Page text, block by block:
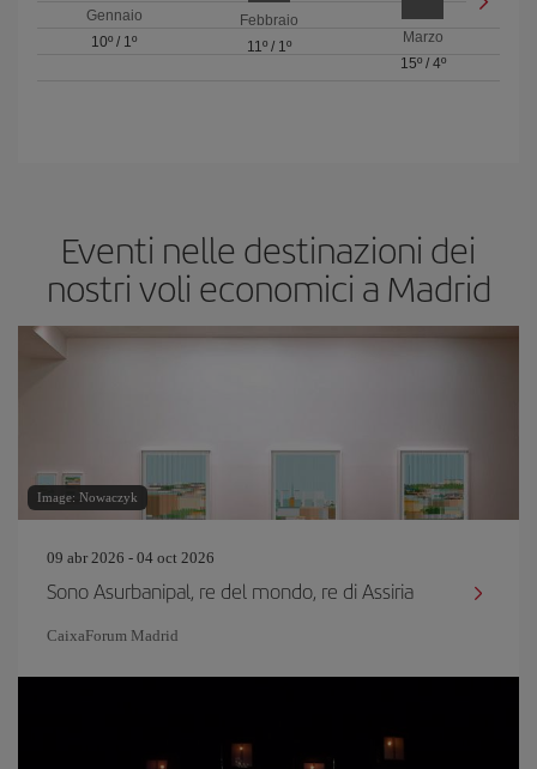
Gennaio
10º / 1º
Febbraio
11º/ 1º
Marzo
15º/ 4º
Eventi nelle destinazioni dei
nostri voli economici a Madrid
Image: Nowaczyk
09 abr 2026 - 04 oct 2026
Sono Asurbanipal, re del mondo, re di Assiria
CaixaForum Madrid